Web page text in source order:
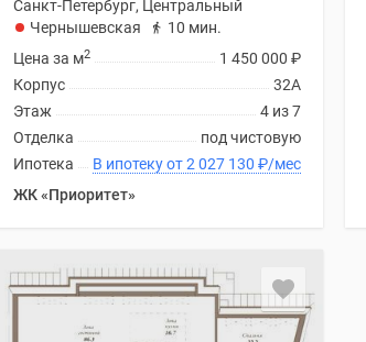
Санкт-Петербург, Центральный
Чернышевская
10 мин.
1 450 000 ₽
Цена за м2
32А
Корпус
4 из 7
Этаж
под чистовую
Отделка
В ипотеку от 2 027 130 ₽/мес
Ипотека
ЖК «Приоритет»